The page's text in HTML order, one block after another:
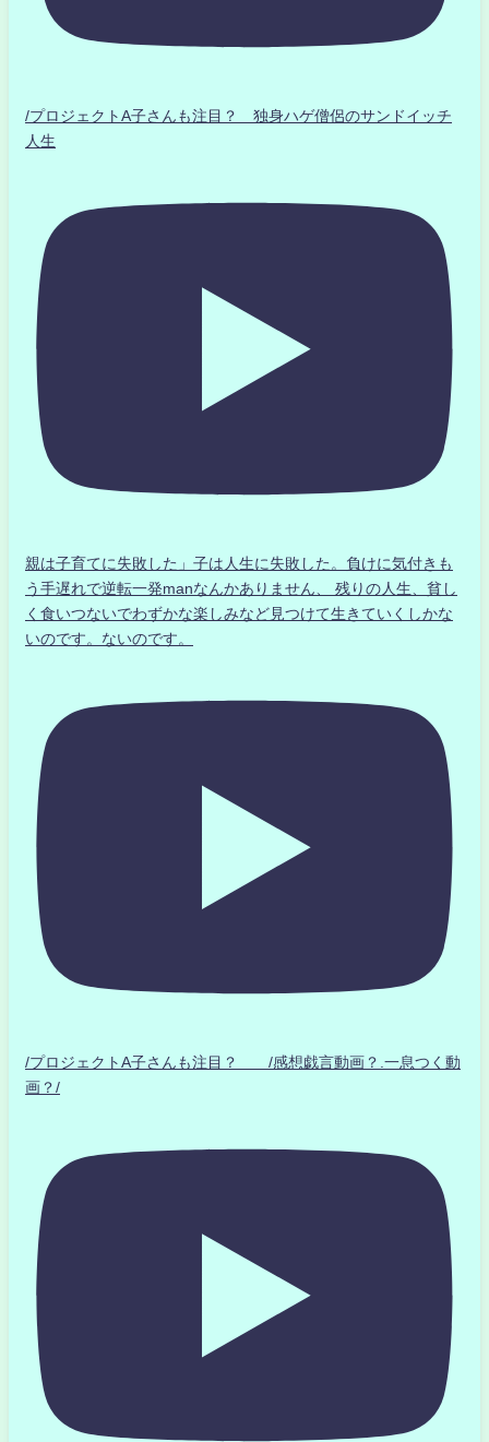
/プロジェクトA子さんも注目？ 独身ハゲ僧侶のサンドイッチ
人生
親は子育てに失敗した」子は人生に失敗した。負けに気付きも
う手遅れで逆転一発manなんかありません、 残りの人生、貧し
く食いつないでわずかな楽しみなど見つけて生きていくしかな
いのです。ないのです。
/プロジェクトA子さんも注目？ /感想戯言動画？.一息つく動
画？/